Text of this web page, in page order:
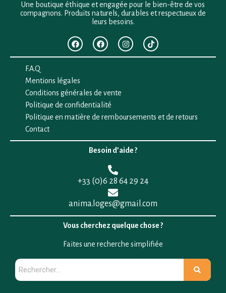
Une boutique éthique et engagée pour le bien-être de vos
compagnons. Produits naturels, durables et respectueux de
leurs besoins.
F.A.Q
Mentions légales
Conditions générales de vente
Politique de confidentialité
Politique en matière de remboursements et de retours
Contact
Besoin d’aide ?
+33 (0)6 28 64 29 24
anima.loges@gmail.com
Vous cherchez quelque chose ?
Faites une recherche simplifiée